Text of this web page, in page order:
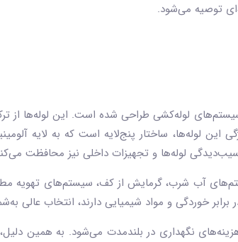
توصیه می‌شود.
سیستم‌های لوله‌کشی طراحی شده است. این لوله‌ها از
لوله‌ها، ساختار پنج‌لایه است که به لایه
لوله‌ها و تجهیزات داخلی نیز محافظت
آب شرب، گرمایش از کف، سیستم‌های تهویه
خوردگی و مواد شیمیایی دارند، انتخاب عالی
نگهداری در بلندمدت می‌شود. به همین دلیل،